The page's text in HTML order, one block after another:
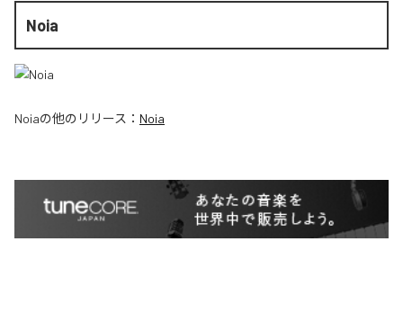
Noia
Noiaの他のリリース： Noia